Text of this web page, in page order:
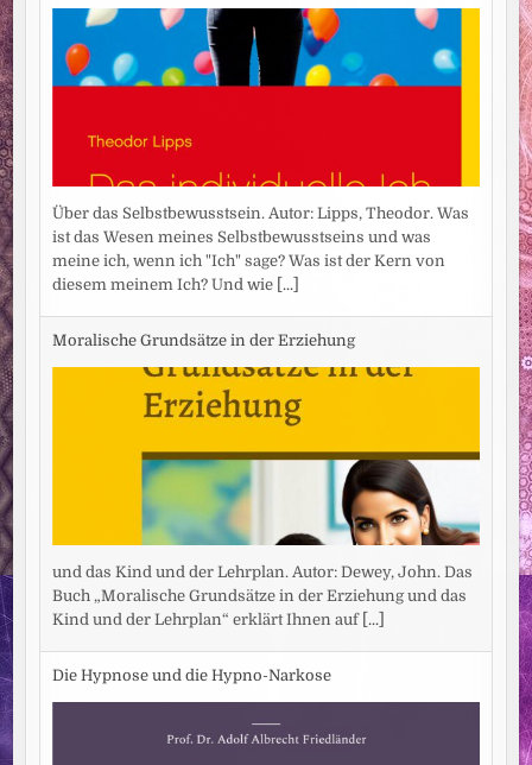
Über das Selbstbewusstsein. Autor: Lipps, Theodor. Was
ist das Wesen meines Selbstbewusstseins und was
meine ich, wenn ich "Ich" sage? Was ist der Kern von
diesem meinem Ich? Und wie [...]
Moralische Grundsätze in der Erziehung
und das Kind und der Lehrplan. Autor: Dewey, John. Das
Buch „Moralische Grundsätze in der Erziehung und das
Kind und der Lehrplan“ erklärt Ihnen auf [...]
Die Hypnose und die Hypno-Narkose